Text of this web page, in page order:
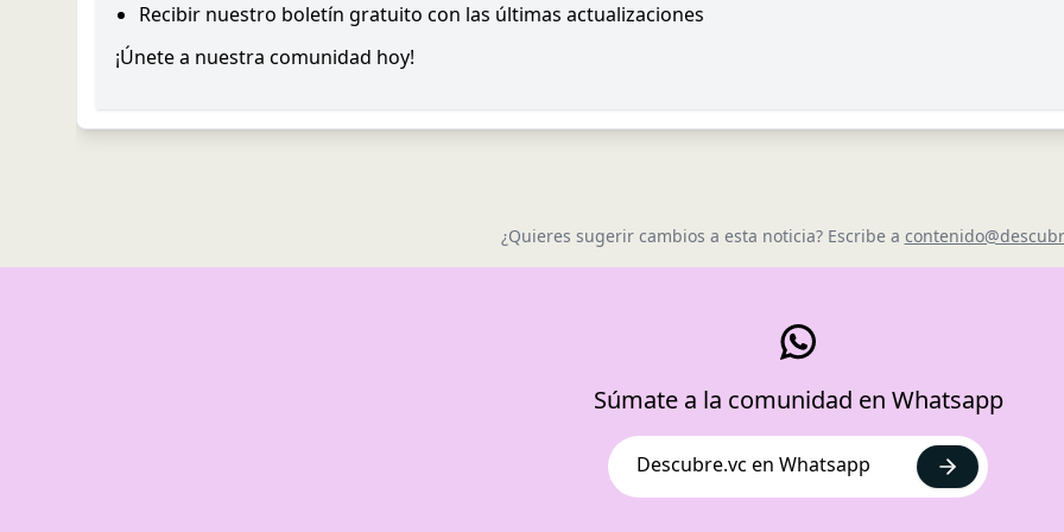
Recibir nuestro boletín gratuito con las últimas actualizaciones
¡Únete a nuestra comunidad hoy!
¿Quieres sugerir cambios a esta noticia? Escribe a
Súmate a la comunidad en Whatsapp
Descubre.vc en Whatsapp